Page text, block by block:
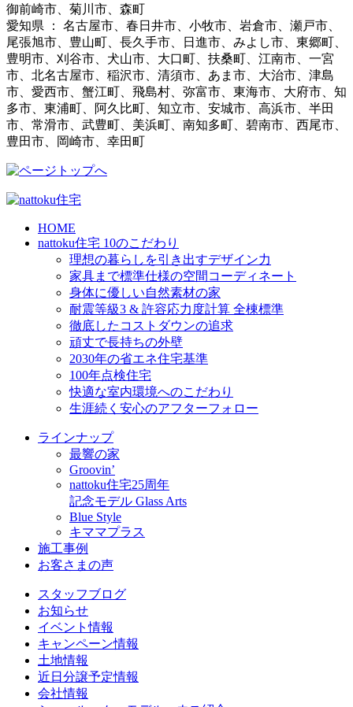
御前崎市、菊川市、森町
愛知県 ： 名古屋市、春日井市、小牧市、岩倉市、瀬戸市、
尾張旭市、豊山町、長久手市、日進市、みよし市、東郷町、
豊明市、刈谷市、犬山市、大口町、扶桑町、江南市、一宮
市、北名古屋市、稲沢市、清須市、あま市、大治市、津島
市、愛西市、蟹江町、飛島村、弥富市、東海市、大府市、知
多市、東浦町、阿久比町、知立市、安城市、高浜市、半田
市、常滑市、武豊町、美浜町、南知多町、碧南市、西尾市、
豊田市、岡崎市、幸田町
HOME
nattoku住宅 10のこだわり
理想の暮らしを引き出すデザイン力
家具まで標準仕様の空間コーディネート
身体に優しい自然素材の家
耐震等級3 & 許容応力度計算 全棟標準
徹底したコストダウンの追求
頑丈で長持ちの外壁
2030年の省エネ住宅基準
100年点検住宅
快適な室内環境へのこだわり
生涯続く安心のアフターフォロー
ラインナップ
最響の家
Groovin’
nattoku住宅25周年
記念モデル Glass Arts
Blue Style
キママプラス
施工事例
お客さまの声
スタッフブログ
お知らせ
イベント情報
キャンペーン情報
土地情報
近日分譲予定情報
会社情報